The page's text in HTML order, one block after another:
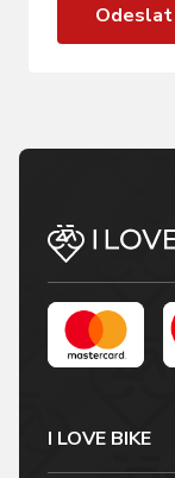
Odeslat
I LOVE BIKE